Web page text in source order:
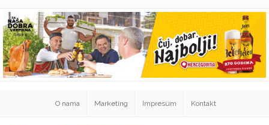
O nama Marketing Impresum Kontakt